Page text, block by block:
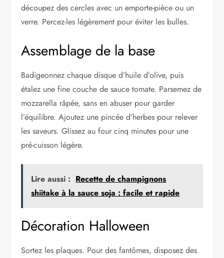
découpez des cercles avec un emporte-pièce ou un
verre. Percez-les légèrement pour éviter les bulles.
Assemblage de la base
Badigeonnez chaque disque d’huile d’olive, puis
étalez une fine couche de sauce tomate. Parsemez de
mozzarella râpée, sans en abuser pour garder
l’équilibre. Ajoutez une pincée d’herbes pour relever
les saveurs. Glissez au four cinq minutes pour une
pré-cuisson légère.
Lire aussi : Recette de champignons
shiitake à la sauce soja : facile et rapide
Décoration Halloween
Sortez les plaques. Pour des fantômes, disposez des